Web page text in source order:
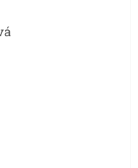
5 hvězdiček.
5 hvězdiček.